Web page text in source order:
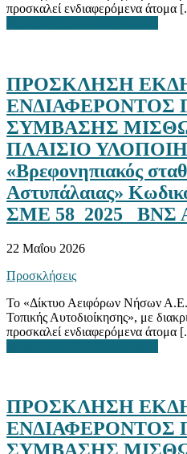
προσκαλεί ενδιαφερόμενα άτομα
ΠΡΟΣΚΛΗΣΗ
ΕΝΔΙΑΦΕΡΟΝΤΟΣ
ΣΥΜΒΑΣΗΣ
ΠΛΑΙΣΙΟ
«Βρεφονηπιακός
Αστυπάλαιας»
ΣΜΕ 58_2025_ ΒΝΣ
22 Μαΐου 2026
Προσκλήσεις
Το «Δίκτυο Αειφόρων Νήσων Α.Ε.
Τοπικής Αυτοδιοίκησης», με
προσκαλεί ενδιαφερόμενα άτομα
ΠΡΟΣΚΛΗΣΗ
ΕΝΔΙΑΦΕΡΟΝΤΟΣ